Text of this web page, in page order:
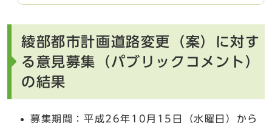
綾部都市計画道路変更（案）に対す
る意見募集（パブリックコメント）
の結果
募集期間：平成26年10月15日（水曜日）から